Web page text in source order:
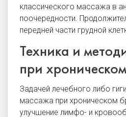
классического массажа в
поочередности.
передней части грудной
Техника и
при
Задачей лечебного либо
массажа при хроническом
улучшение лимфо- и